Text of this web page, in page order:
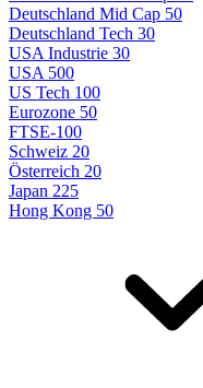
Deutschland Mid Cap 50
Deutschland Tech 30
USA Industrie 30
USA 500
US Tech 100
Eurozone 50
FTSE-100
Schweiz 20
Österreich 20
Japan 225
Hong Kong 50